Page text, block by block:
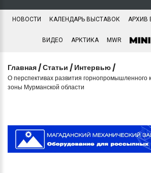
НОВОСТИ КАЛЕНДАРЬ ВЫСТАВОК АРХИВ
ВИДЕО АРКТИКА MWR
Главная /Статьи / Интервью /
О перспективах развития горнопромышленного
зоны Мурманской области